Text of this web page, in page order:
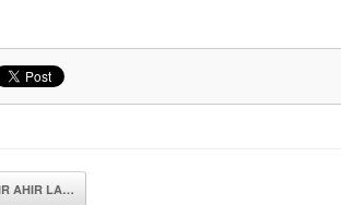
AHIR LA…